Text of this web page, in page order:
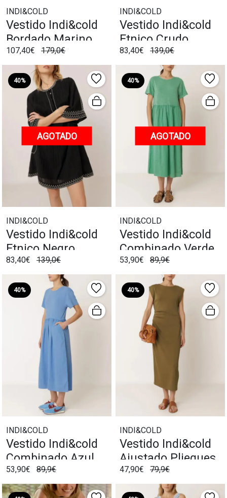
INDI&COLD
Vestido Indi&cold
Bordado Marino
107,40€ 179,0€
INDI&COLD
Vestido Indi&cold
Etnico Crudo
83,40€ 139,0€
40%
AGOTADO
INDI&COLD
Vestido Indi&cold
Etnico Negro
83,40€ 139,0€
40%
AGOTADO
INDI&COLD
Vestido Indi&cold
Combinado Verde
53,90€ 89,9€
40%
INDI&COLD
Vestido Indi&cold
Combinado Azul
Británico
53,90€ 89,9€
40%
INDI&COLD
Vestido Indi&cold
Ajustado Pliegues
Khaki
47,90€ 79,9€